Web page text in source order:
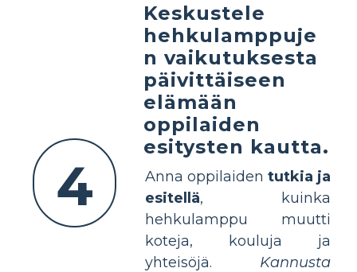
4
Keskustele
hehkulamppuje
n vaikutuksesta
päivittäiseen
elämään
oppilaiden
esitysten kautta.
Anna oppilaiden tutkia ja
esitellä, kuinka
hehkulamppu muutti
koteja, kouluja ja
yhteisöjä. Kannusta